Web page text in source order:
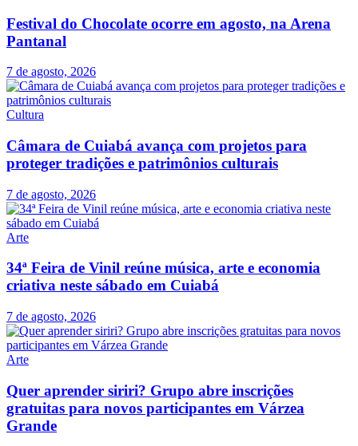
Festival do Chocolate ocorre em agosto, na Arena
Pantanal
7 de agosto, 2026
Cultura
Câmara de Cuiabá avança com projetos para
proteger tradições e patrimônios culturais
7 de agosto, 2026
Arte
34ª Feira de Vinil reúne música, arte e economia
criativa neste sábado em Cuiabá
7 de agosto, 2026
Arte
Quer aprender siriri? Grupo abre inscrições
gratuitas para novos participantes em Várzea
Grande